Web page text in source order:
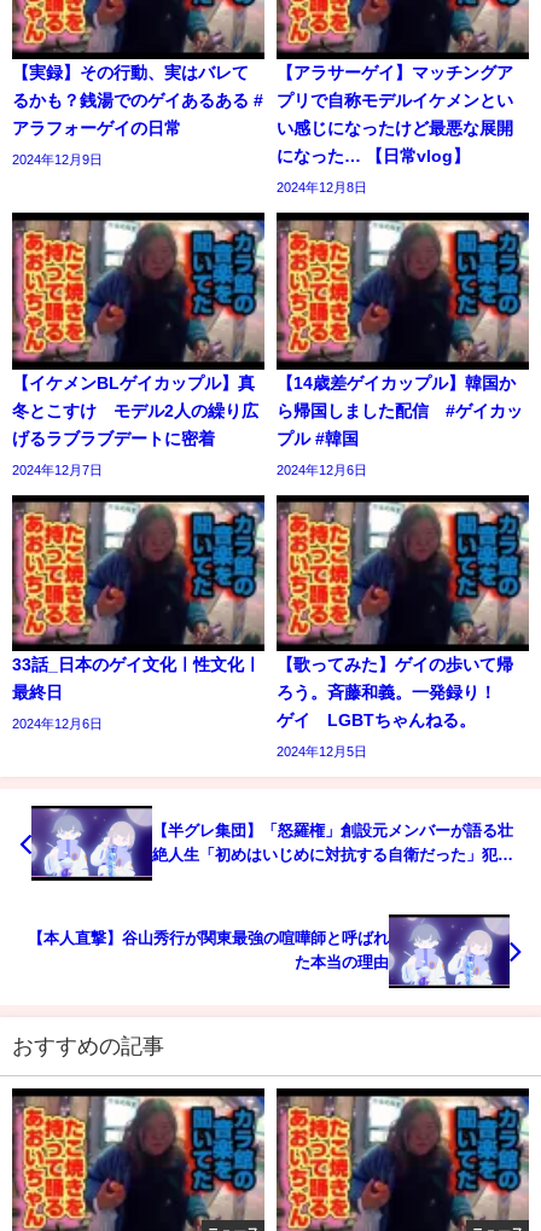
【実録】その行動、実はバレて
るかも？銭湯でのゲイあるある #
アラフォーゲイの日常
2024年12月9日
【アラサーゲイ】マッチングア
プリで自称モデルイケメンとい
い感じになったけど最悪な展開
になった… 【日常vlog】
2024年12月8日
【イケメンBLゲイカップル】真
冬とこすけ モデル2人の繰り広
げるラブラブデートに密着
2024年12月7日
【14歳差ゲイカップル】韓国か
ら帰国しました配信 #ゲイカッ
プル #韓国
2024年12月6日
33話_日本のゲイ文化ㅣ性文化ㅣ
最終日
2024年12月6日
【歌ってみた】ゲイの歩いて帰
ろう。斉藤和義。一発録り！
ゲイ LGBTちゃんねる。
2024年12月5日
【半グレ集団】「怒羅権」創設元メンバーが語る壮
絶人生「初めはいじめに対抗する自衛だった」犯罪
マで放送中》
【本人直撃】谷山秀行が関東最強の喧嘩師と呼ばれ
た本当の理由
おすすめの記事